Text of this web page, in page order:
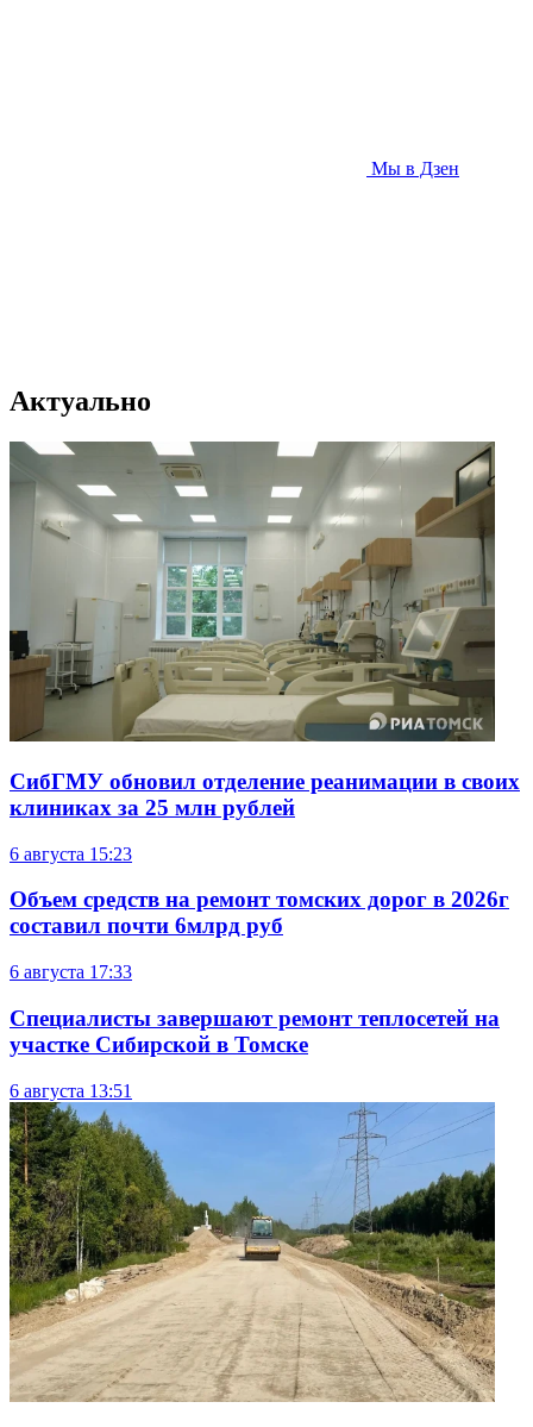
Мы в Дзен
Актуально
СибГМУ обновил отделение реанимации в своих
клиниках за 25 млн рублей
6 августа 15:23
Объем средств на ремонт томских дорог в 2026г
составил почти 6млрд руб
6 августа 17:33
Специалисты завершают ремонт теплосетей на
участке Сибирской в Томске
6 августа 13:51